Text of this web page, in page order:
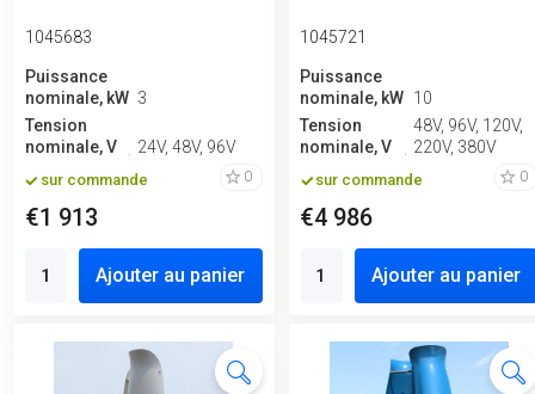
1045683
Puissance
nominale, kW 3
Tension
nominale, V
24V, 48V, 96V
sur commande 0
€1 913
Ajouter au panier
1045721
Puissance
nominale, kW 10
Tension
nominale, V
48V, 96V, 120V,
220V, 380V
sur commande 0
€4 986
Ajouter au panier